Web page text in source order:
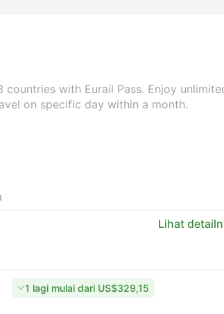
with Eurail Pass. Enjoy
on specific day within a month.
Lihat
1 lagi mulai dari US$329,15